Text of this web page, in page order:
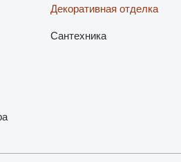
Декоративная отделка
Сантехника